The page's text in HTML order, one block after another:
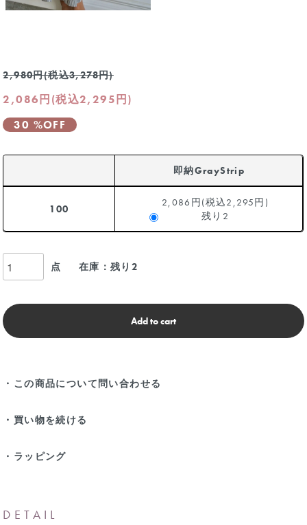
2,980円(税込3,278円)
2,086円(税込2,295円)
30 %OFF
即納GrayStrip
100
2,086円(税込2,295円)
残り2
点 在庫：残り2
Add to cart
・この商品について問い合わせる
・買い物を続ける
・ラッピング
DETAIL